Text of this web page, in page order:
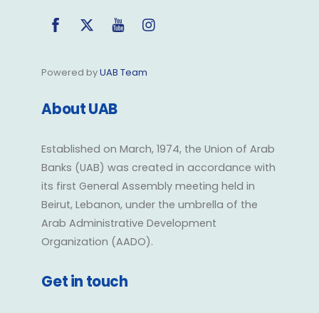
FacebookTwitter YouTube
Powered byUAB Team
About UAB
Established on March, 1974, the Union of Arab
Banks (UAB) was created in accordance with
its first General Assembly meeting held in
Beirut, Lebanon, under the umbrella of the
Arab Administrative Development
Organization (AADO).
Get in touch